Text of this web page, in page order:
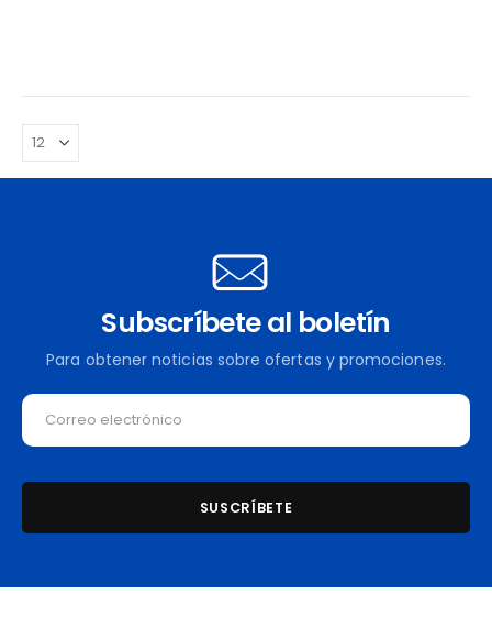
Subscríbete al boletín
Para obtener noticias sobre ofertas y promociones.